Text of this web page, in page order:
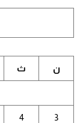
ن ث
3
4